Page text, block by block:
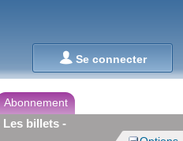
Se connecter
Abonnement
Les billets -